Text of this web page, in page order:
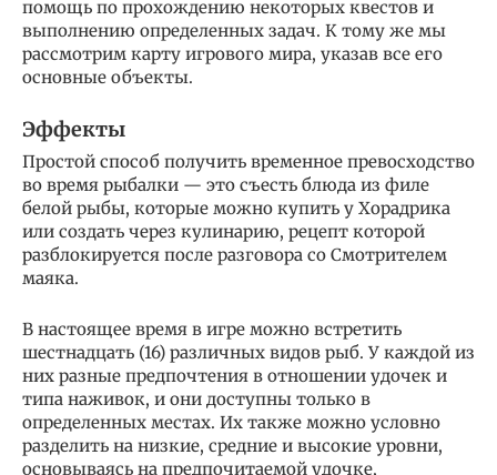
помощь по прохождению некоторых квестов и
выполнению определенных задач. К тому же мы
рассмотрим карту игрового мира, указав все его
основные объекты.
Эффекты
Простой способ получить временное превосходство
во время рыбалки — это съесть блюда из филе
белой рыбы, которые можно купить у Хорадрика
или создать через кулинарию, рецепт которой
разблокируется после разговора со Смотрителем
маяка.
В настоящее время в игре можно встретить
шестнадцать (16) различных видов рыб. У каждой из
них разные предпочтения в отношении удочек и
типа наживок, и они доступны только в
определенных местах. Их также можно условно
разделить на низкие, средние и высокие уровни,
основываясь на предпочитаемой удочке,